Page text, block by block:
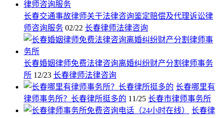
长春交通事故律师关于法律咨询鉴定赔偿及代理诉讼律
师咨询服务 02/22 长春律师法律咨询
长春婚姻律师免费法律咨询离婚纠纷财产分割律师事务
所 12/23 长春律师法律咨询
长春哪里有
律师事务所？长春律所挺多的 11/25 长春市律师事务所
长春律